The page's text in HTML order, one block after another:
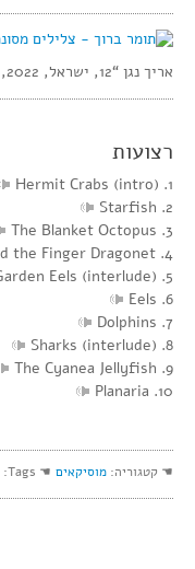
אריך נגן “12, ישראל, 2022, סטריאו
רצועות
1. Hermit Crabs (intro)
2. Starfish
3. The Blanket Octopus
4. The Hairy Frogfish and the Finger Dragonet
5. Garden Eels (interlude)
6. Eels
7. Dolphins
8. Sharks (interlude)
9. The Cyanea Jellyfish
10. Planaria
☚ קטגוריה: מוסיקאים ☚ Tags: